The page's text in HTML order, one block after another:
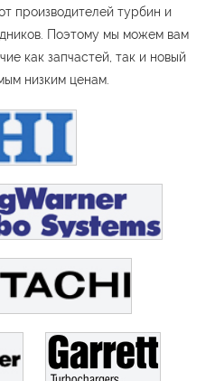
производителей турбин и
Поэтому мы можем вам
как запчастей, так и новый
низким ценам.